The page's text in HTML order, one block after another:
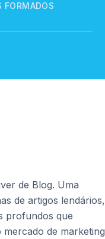
FORMADOS
de Blog. Uma
de artigos lendários,
profundos que
de marketing